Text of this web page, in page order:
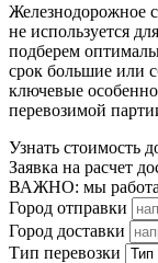
Железнодорожное
не используется
подберем
срок большие или
ключевые
перевозимой
Узнать стоимость
Заявка на расчет
ВАЖНО: мы
Город отправки
Город доставки
Тип перевозки